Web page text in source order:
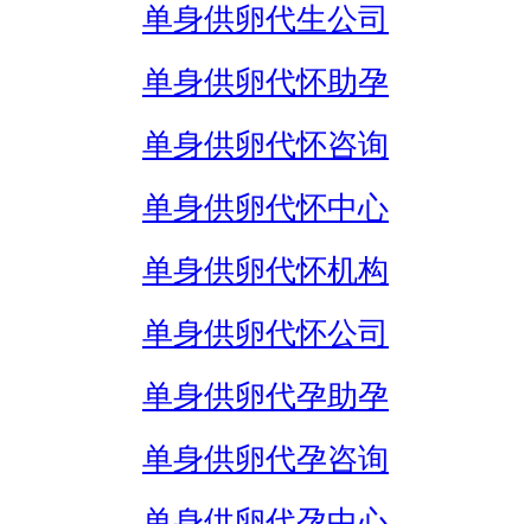
单身供卵代生公司
单身供卵代怀助孕
单身供卵代怀咨询
单身供卵代怀中心
单身供卵代怀机构
单身供卵代怀公司
单身供卵代孕助孕
单身供卵代孕咨询